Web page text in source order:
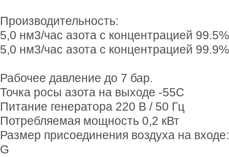
Производительность:
5,0 нм3/час азота с концентрацией 99.5%
5,0 нм3/час азота с концентрацией 99.9%
Рабочее давление до 7 бар.
Точка росы азота на выходе -55С
Питание генератора 220 В / 50 Гц
Потребляемая мощность 0,2 кВт
Размер присоединения воздуха на
G